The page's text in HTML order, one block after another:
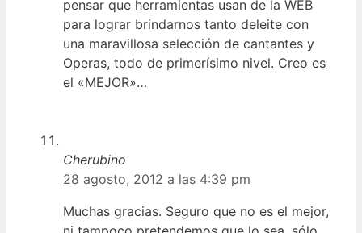
pensar que herramientas usan de la WEB
para lograr brindarnos tanto deleite con
una maravillosa selección de cantantes y
Operas, todo de primerísimo nivel. Creo es
el «MEJOR»…
Cherubino
28 agosto, 2012 a las 4:39 pm
Muchas gracias. Seguro que no es el mejor,